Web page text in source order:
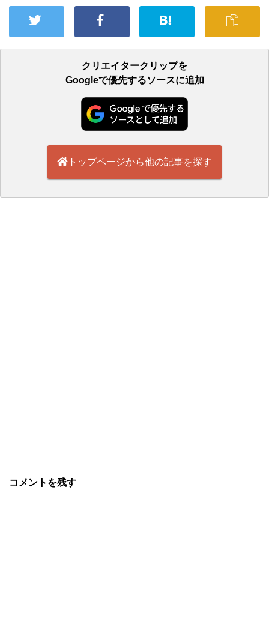
クリエイタークリップを
Googleで優先するソースに追加
トップページから他の記事を探す
コメントを残す